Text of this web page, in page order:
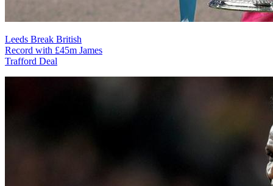
Leeds Break British
Record with £45m James
Trafford Deal